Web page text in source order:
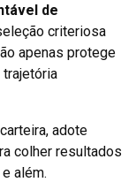
de
criteriosa
apenas protege
trajetória
adote
colher resultados
além.